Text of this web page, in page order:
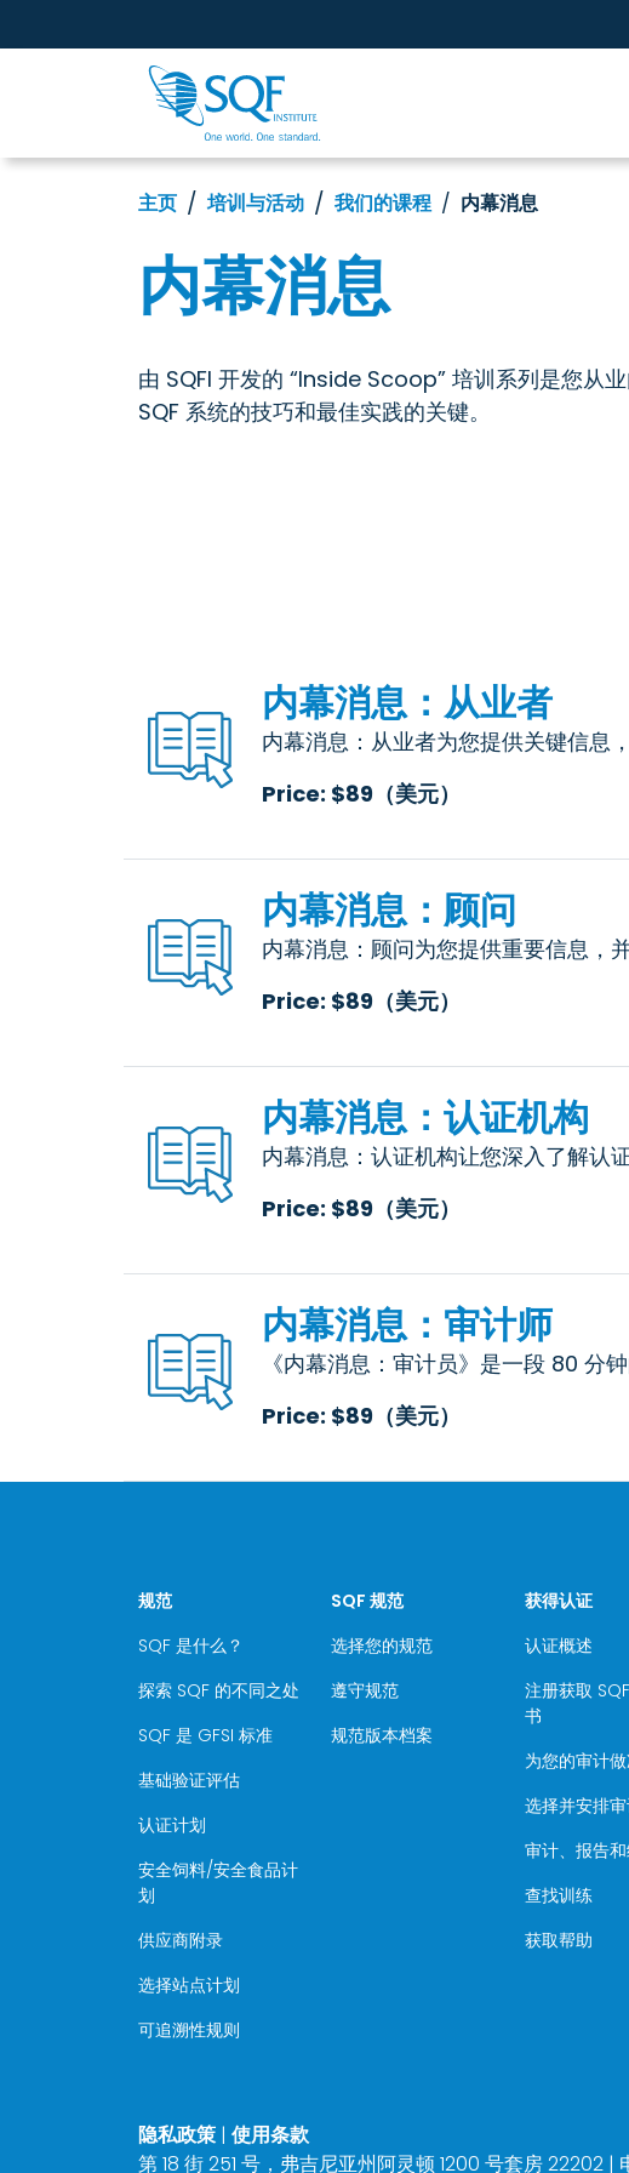
主页 培训与活动 我们的课程 内幕消息
内幕消息
由 SQFI 开发的 “Inside Scoop” 培训系列是您从
SQF 系统的技巧和最佳实践的关键。
内幕消息：从业者
内幕消息：从业者为您提供关键信息
Price: $89（美元）
内幕消息：顾问
内幕消息：顾问为您提供重要信息，
Price: $89（美元）
内幕消息：认证机构
内幕消息：认证机构让您深入了解认
Price: $89（美元）
内幕消息：审计师
《内幕消息：审计员》是一段 80 分
Price: $89（美元）
规范
SQF 是什么？
探索 SQF 的不同之处
SQF 是 GFSI 标准
基础验证评估
认证计划
安全饲料/安全食品计
划
供应商附录
选择站点计划
可追溯性规则
SQF 规范
选择您的规范
遵守规范
规范版本档案
获得认证
认证概述
注册获取
书
为您的审计
选择并安排
审计、报告
查找训练
获取帮助
隐私政策 | 使用条款
第 18 街 251 号，弗吉尼亚州阿灵顿 1200 号套房 22202